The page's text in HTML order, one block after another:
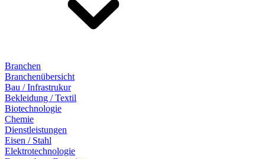
Branchen
Branchenübersicht
Bau / Infrastrukur
Bekleidung / Textil
Biotechnologie
Chemie
Dienstleistungen
Eisen / Stahl
Elektrotechnologie